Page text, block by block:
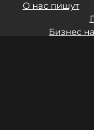
О нас пишут
Бизнес